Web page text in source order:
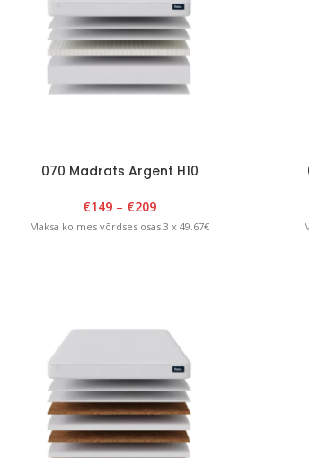
070 Madrats Argent H10
€149 – €209
Maksa kolmes võrdses osas 3 x 49.67€